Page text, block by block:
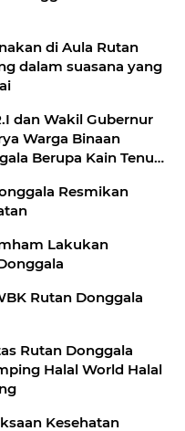
di Aula Rutan
dalam suasana yang
dan Wakil Gubernur
Warga Binaan
Berupa Kain Tenun
Resmikan
Lakukan
Rutan Donggala
Rutan Donggala
Halal World Halal
Kesehatan